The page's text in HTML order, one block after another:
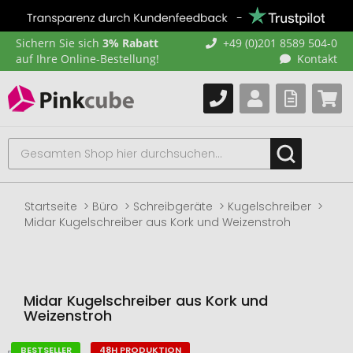
Sichern Sie sich 3% Rabatt
auf Ihre Online-Bestellung!
+49 (0)201 8589 504-0
Kontakt
Startseite Büro Schreibgeräte
Kugelschreiber
Midar Kugelschreiber aus Kork und Weizenstroh
Midar Kugelschreiber aus Kork und
Weizenstroh
BESTSELLER 48H PRODUKTION